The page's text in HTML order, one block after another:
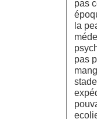
pas
la
pas